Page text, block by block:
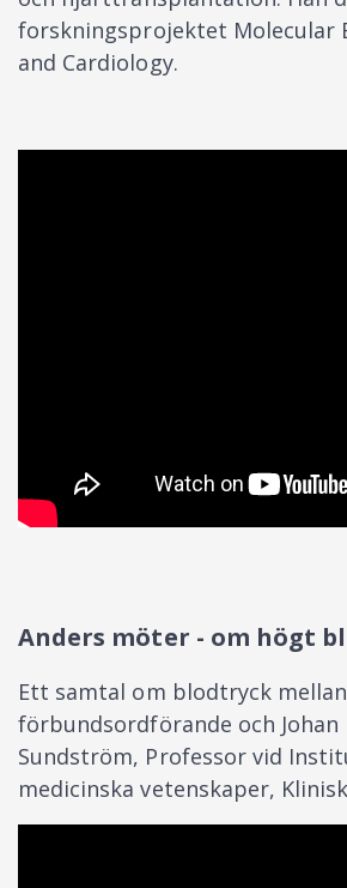
forskningsprojektet Molecular
and Cardiology.​​​​​​​
Anders möter - om högt
Ett samtal om blodtryck
förbundsordförande och Johan
Sundström, Professor vid
medicinska vetenskaper,